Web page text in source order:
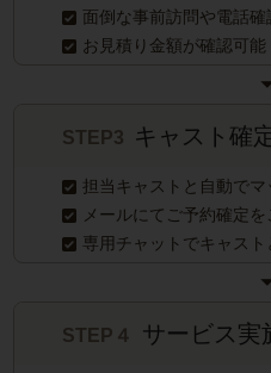
面倒な事前訪問や電話確
お見積り金額が確認可能
STEP3 キャスト確
担当キャストと自動でマ
メールにてご予約確定を
専用チャットでキャス
STEP４ サービス実